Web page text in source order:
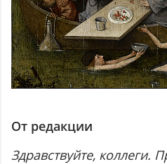
От редакции
Здравствуйте, коллеги.